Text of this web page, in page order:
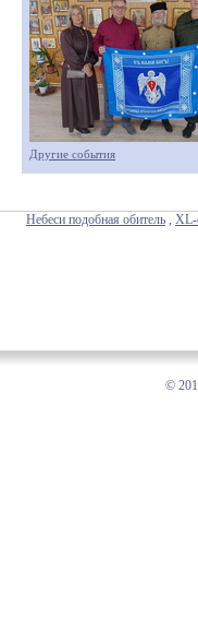
Другие события
Небеси подобная обитель , XL-
©